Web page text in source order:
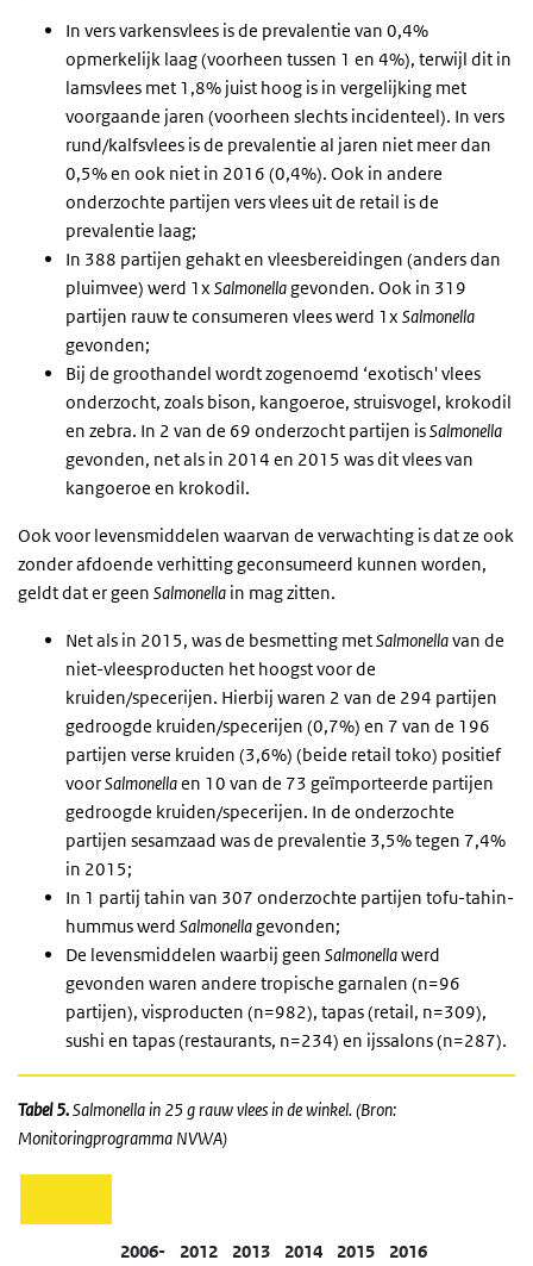
In vers varkensvlees is de prevalentie van 0,4%
opmerkelijk laag (voorheen tussen 1 en 4%), terwijl dit in
lamsvlees met 1,8% juist hoog is in vergelijking met
voorgaande jaren (voorheen slechts incidenteel). In vers
rund/kalfsvlees is de prevalentie al jaren niet meer dan
0,5% en ook niet in 2016 (0,4%). Ook in andere
onderzochte partijen vers vlees uit de retail is de
prevalentie laag;
In 388 partijen gehakt en vleesbereidingen (anders dan
pluimvee) werd 1x Salmonellagevonden. Ook in 319
partijen rauw te consumeren vlees werd 1x Salmonella
gevonden;
Bij de groothandel wordt zogenoemd ‘exotisch' vlees
onderzocht, zoals bison, kangoeroe, struisvogel, krokodil
en zebra. In 2 van de 69 onderzocht partijen isSalmonella
gevonden, net als in 2014 en 2015 was dit vlees van
kangoeroe en krokodil.
Ook voor levensmiddelen waarvan de verwachting is dat ze ook
zonder afdoende verhitting geconsumeerd kunnen worden,
geldt dat er geen Salmonella in mag zitten.
Net als in 2015, was de besmetting metSalmonellavan de
niet-vleesproducten het hoogst voor de
kruiden/specerijen. Hierbij waren 2 van de 294 partijen
gedroogde kruiden/specerijen (0,7%) en 7 van de 196
partijen verse kruiden (3,6%) (beide retail toko) positief
voorSalmonellaen 10 van de 73 geïmporteerde partijen
gedroogde kruiden/specerijen. In de onderzochte
partijen sesamzaad was de prevalentie 3,5% tegen 7,4%
in 2015;
In 1 partij tahin van 307 onderzochte partijen tofu-tahin-
hummus werd Salmonellagevonden;
De levensmiddelen waarbij geen Salmonellawerd
gevonden waren andere tropische garnalen (n=96
partijen), visproducten (n=982), tapas (retail, n=309),
sushi en tapas (restaurants, n=234) en ijssalons (n=287).
Tabel 5.Salmonella in 25 g rauw vlees in de winkel. (Bron:
Monitoringprogramma NVWA)
2006-
2012 2013 2014 2015 2016